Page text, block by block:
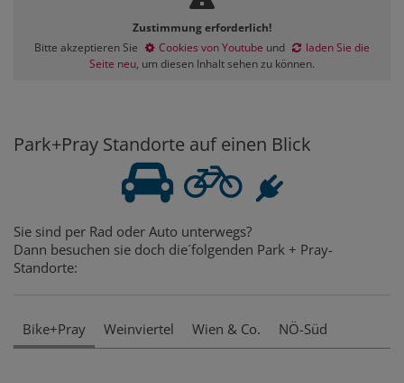
Zustimmung erforderlich!
Bitte akzeptieren Sie
Cookies von Youtube und
laden Sie die
Seite neu, um diesen Inhalt sehen zu können.
Park+Pray Standorte auf einen Blick
Sie sind per Rad oder Auto unterwegs?
Dann besuchen sie doch die´folgenden Park + Pray-
Standorte:
Bike+Pray Weinviertel Wien & Co. NÖ-Süd